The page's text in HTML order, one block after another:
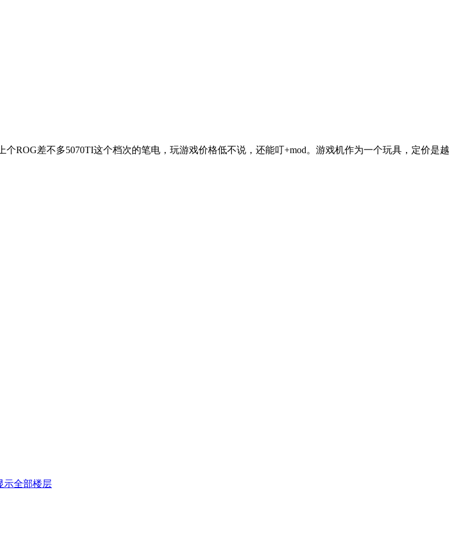
ROG差不多5070TI这个档次的笔电，玩游戏价格低不说，还能叮+mod。游戏机作为一个玩具，定价是越
示全部楼层